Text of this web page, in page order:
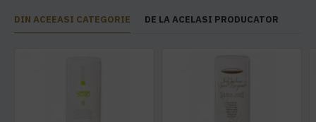
DIN ACEEASI CATEGORIE DE LA ACELASI PRODUCATOR